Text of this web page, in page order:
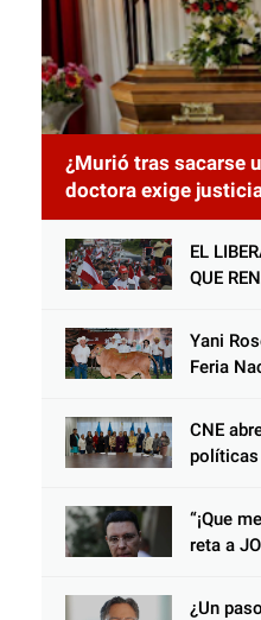
¿Murió tras sacarse
doctora exige
práctica
EL
QUE
Yani
Feria
CNE
políticas
“¡Que
reta a
¿Un